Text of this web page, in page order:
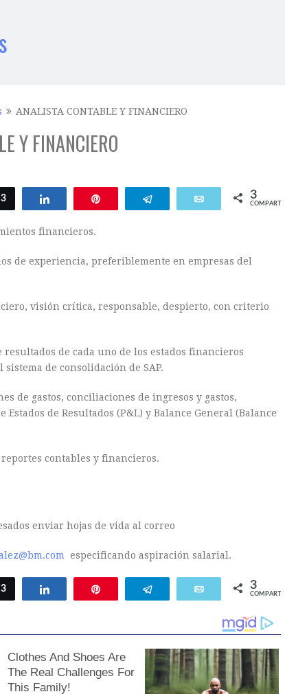
ANALISTA CONTABLE Y FINANCIERO
Y FINANCIERO
Twittear
3 Compartir Telegram Email 3
COMPARTIR
financieros.
de experiencia, preferiblemente en empresas del
visión crítica, responsable, despierto, con criterio
de cada uno de los estados financieros
de consolidación de SAP.
de gastos, conciliaciones de ingresos y gastos,
de Resultados (P&L) y Balance General (Balance
contables y financieros.
enviar hojas de vida al correo
especificando aspiración salarial.
Twittear
3 Compartir Telegram Email 3
COMPARTIR